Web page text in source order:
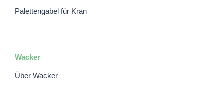
Palettengabel für Kran
Wacker
Über Wacker